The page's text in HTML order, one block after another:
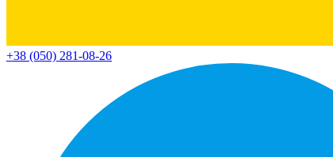
+38 (050) 281-08-26